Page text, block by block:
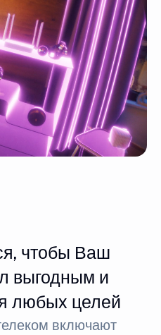
чтобы Ваш
выгодным и
любых целей
включают